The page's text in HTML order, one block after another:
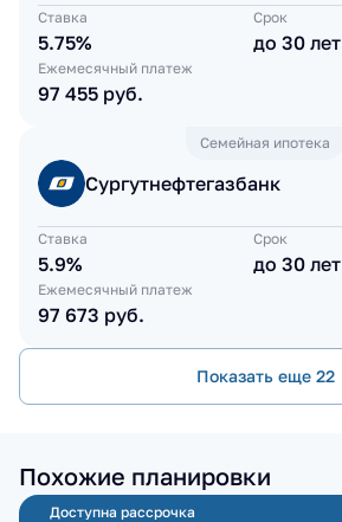
Ставка
5.75%
Срок
до 30 лет
Ежемесячный платеж
97 455 руб.
Семейная ипотека
Сургутнефтегазбанк
Ставка
5.9%
Срок
до 30 лет
Ежемесячный платеж
97 673 руб.
Показать еще 22
Похожие планировки
Доступна рассрочка